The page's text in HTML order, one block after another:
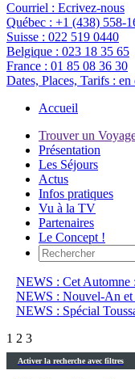
Courriel : Ecrivez-nous
Québec : +1 (438) 558-
Suisse : 022 519 0440
Belgique : 023 18 35 65
France : 01 85 08 36 30
Dates, Places, Tarifs : en
Accueil
Trouver un
Présentation
Les Séjours
Actus
Infos pratiques
Vu à la TV
Partenaires
Le Concept !
NEWS : Cet Automne
NEWS : Nouvel-An et
NEWS : Spécial
1 2 3
Activer la recherche avec filtres